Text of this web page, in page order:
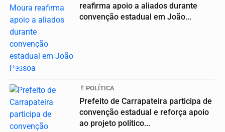
01
reafirma apoio a aliados durante
convenção estadual em João...
POLÍTICA
Prefeito de Carrapateira participa de
convenção estadual e reforça apoio
ao projeto político...